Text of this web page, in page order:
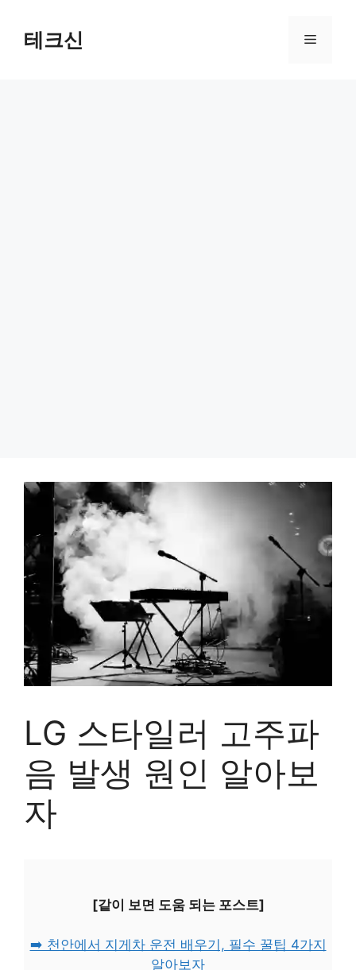
테크신 메
LG 스타일러 고주파
음 발생 원인 알아보
자
[같이 보면 도움 되는 포스트]
➡️ 천안에서 지게차 운전 배우기, 필수 꿀팁 4가지
알아보자